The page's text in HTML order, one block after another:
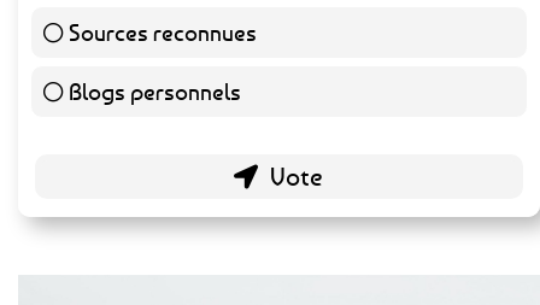
Sources reconnues
Blogs personnels